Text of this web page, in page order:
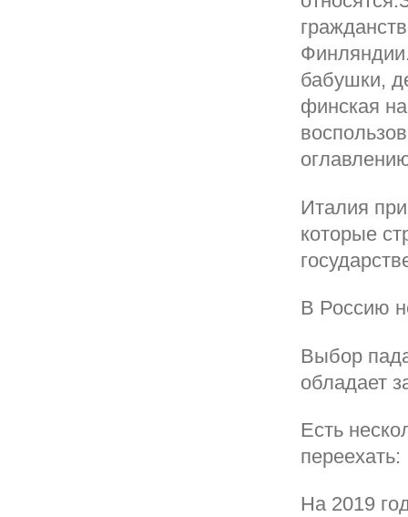
бабушки,
финская
Италия
которые
В Россию
Выбор
обладает
Есть
переехать:
На 2019